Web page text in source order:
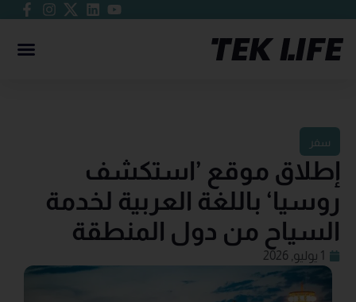
سفر
إطلاق موقع ’استكشف
روسيا‘ باللغة العربية لخدمة
السياح من دول المنطقة
1 يوليو, 2026